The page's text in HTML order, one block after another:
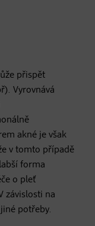
přispět
Vyrovnává
akné je však
v tomto případě
forma
o pleť
závislosti na
potřeby.